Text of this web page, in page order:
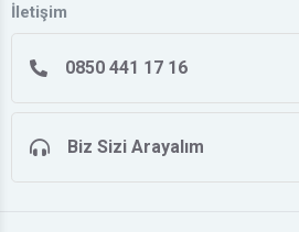
İletişim
0850 441 17 16
Biz Sizi Arayalım